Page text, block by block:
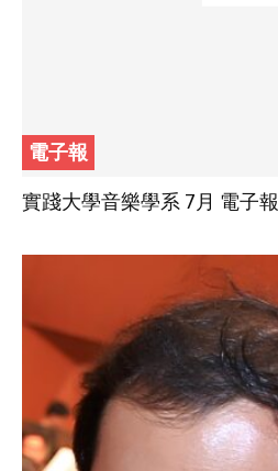
電子報
實踐大學音樂學系 7月 電子報